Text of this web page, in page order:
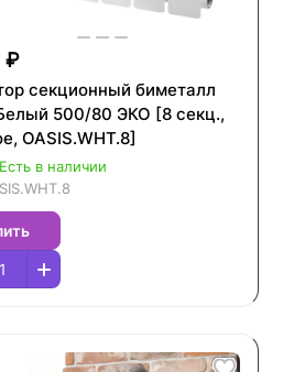
₽
секционный биметалл
500/80 ЭКО [8 секц.,
OASIS.WHT.8]
Есть в наличии